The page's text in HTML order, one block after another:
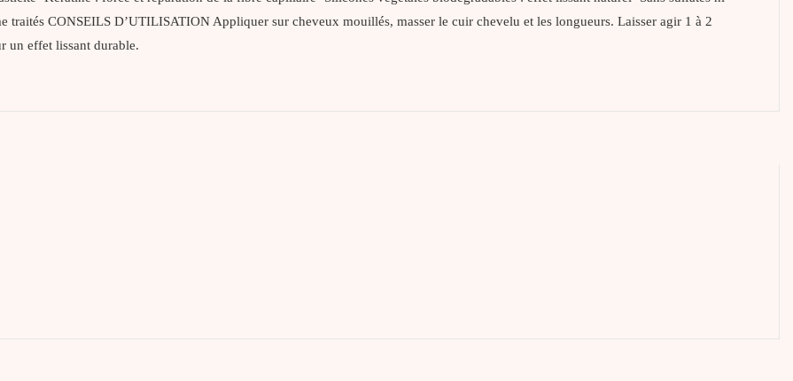
traités CONSEILS D’UTILISATION Appliquer sur cheveux mouillés, masser le cuir chevelu et les longueurs. Laisser agir 1 à 2
un effet lissant durable.